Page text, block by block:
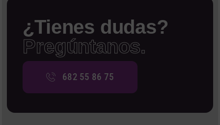
¿Tienes dudas?
Pregúntanos.
682 55 86 75